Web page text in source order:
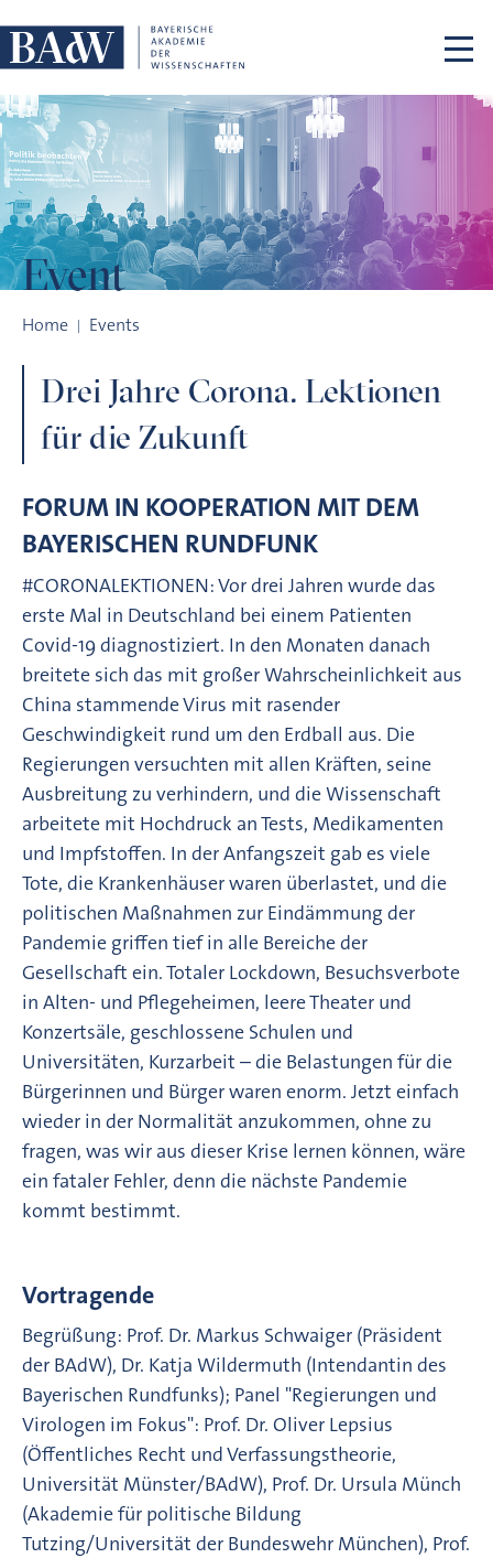
Event
Home Events
Drei Jahre Corona. Lektionen
für die Zukunft
FORUM IN KOOPERATION MIT DEM
BAYERISCHEN RUNDFUNK
#CORONALEKTIONEN: Vor drei Jahren wurde das
erste Mal in Deutschland bei einem Patienten
Covid-19 diagnostiziert. In den Monaten danach
breitete sich das mit großer Wahrscheinlichkeit aus
China stammende Virus mit rasender
Geschwindigkeit rund um den Erdball aus. Die
Regierungen versuchten mit allen Kräften, seine
Ausbreitung zu verhindern, und die Wissenschaft
arbeitete mit Hochdruck an Tests, Medikamenten
und Impfstoffen. In der Anfangszeit gab es viele
Tote, die Krankenhäuser waren überlastet, und die
politischen Maßnahmen zur Eindämmung der
Pandemie griffen tief in alle Bereiche der
Gesellschaft ein. Totaler Lockdown, Besuchsverbote
in Alten- und Pflegeheimen, leere Theater und
Konzertsäle, geschlossene Schulen und
Universitäten, Kurzarbeit – die Belastungen für die
Bürgerinnen und Bürger waren enorm. Jetzt einfach
wieder in der Normalität anzukommen, ohne zu
fragen, was wir aus dieser Krise lernen können, wäre
ein fataler Fehler, denn die nächste Pandemie
kommt bestimmt.
Vortragende
Begrüßung: Prof. Dr. Markus Schwaiger (Präsident
der BAdW), Dr. Katja Wildermuth (Intendantin des
Bayerischen Rundfunks); Panel "Regierungen und
Virologen im Fokus": Prof. Dr. Oliver Lepsius
(Öffentliches Recht und Verfassungstheorie,
Universität Münster/BAdW), Prof. Dr. Ursula Münch
(Akademie für politische Bildung
Tutzing/Universität der Bundeswehr München), Prof.